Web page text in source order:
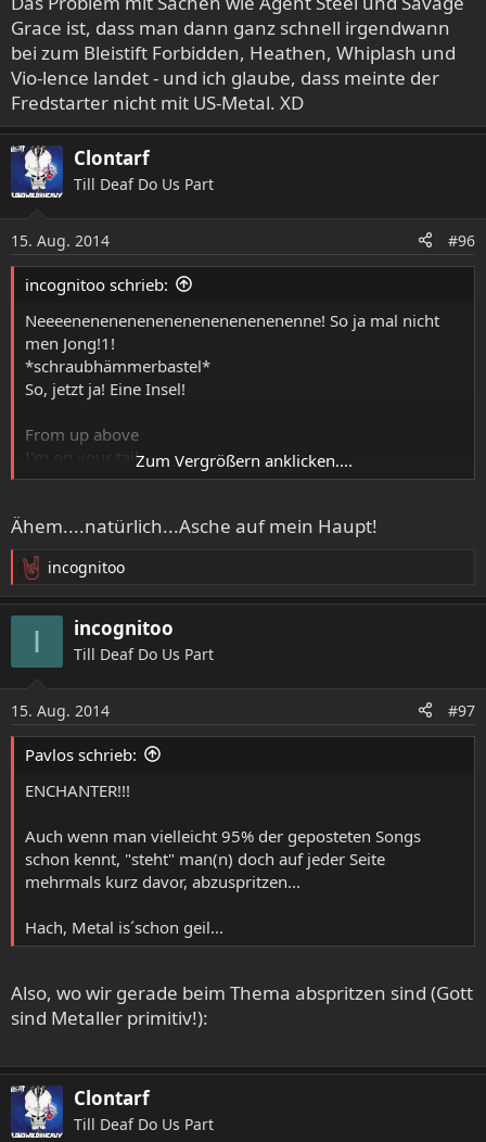
Grace ist, dass man dann ganz schnell irgendwann
bei zum Bleistift Forbidden, Heathen, Whiplash und
Vio-lence landet - und ich glaube, dass meinte der
Fredstarter nicht mit US-Metal. XD
Clontarf
Till Deaf Do Us Part
15. Aug. 2014 #96
incognitoo schrieb:
Neeeenenenenenenenenenenenenenne! So ja mal nicht
men Jong!1!
*schraubhämmerbastel*
So, jetzt ja! Eine Insel!
From up above
I'm on your tail
Don't ty to hide
Zum Vergrößern anklicken....
Ähem....natürlich...Asche auf mein Haupt!
R
e
a
n
e
n
incognitoo
I incognitoo
Till Deaf Do Us Part
15. Aug. 2014 #97
Pavlos schrieb:
ENCHANTER!!!
Auch wenn man vielleicht 95% der geposteten Songs
schon kennt, "steht" man(n) doch auf jeder Seite
mehrmals kurz davor, abzuspritzen...
Hach, Metal is´schon geil...
Also, wo wir gerade beim Thema abspritzen sind (Gott
sind Metaller primitiv!):
Clontarf
Till Deaf Do Us Part